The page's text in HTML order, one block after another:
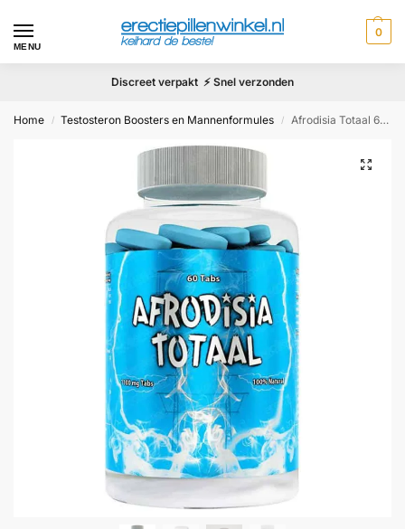
MENU
0
Discreet verpakt ⚡ Snel verzonden
Home / Testosteron Boosters en Mannenformules / Afrodisia Totaal 60 tabl.